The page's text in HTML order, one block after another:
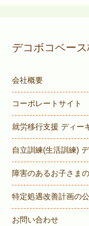
デコボコベー
会社概要
コーポレートサイト
就労移行支援 ディー
自立訓練(生活訓練)
障害のあるお子さま
特定処遇改善計画の
お問い合わせ